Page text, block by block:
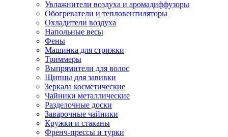
Увлажнители воздуха и аромадиффузоры
Обогреватели и тепловентиляторы
Охладители воздуха
Напольные весы
Фены
Машинка для стрижки
Триммеры
Выпрямители для волос
Щипцы для завивки
Зеркала косметические
Чайники металлические
Разделочные доски
Заварочные чайники
Кружки и стаканы
Френч-прессы и турки